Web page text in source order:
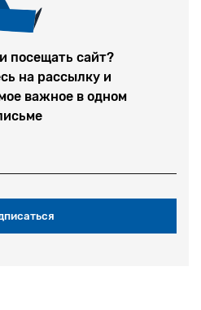
посещать сайт?
на рассылку и
важное в одном